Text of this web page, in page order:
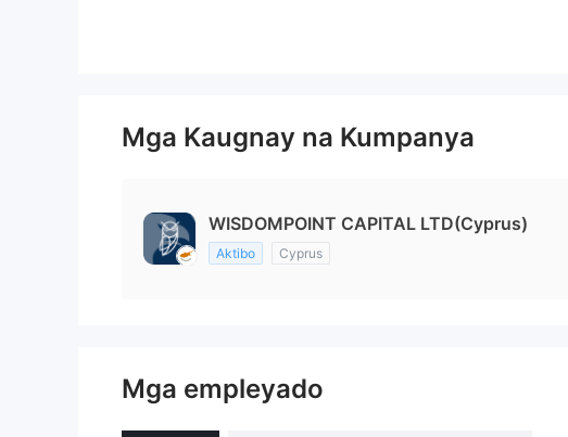
Mga Kaugnay na Kumpanya
WISDOMPOINT CAPITAL LTD(Cyprus)
Aktibo Cyprus
Mga empleyado